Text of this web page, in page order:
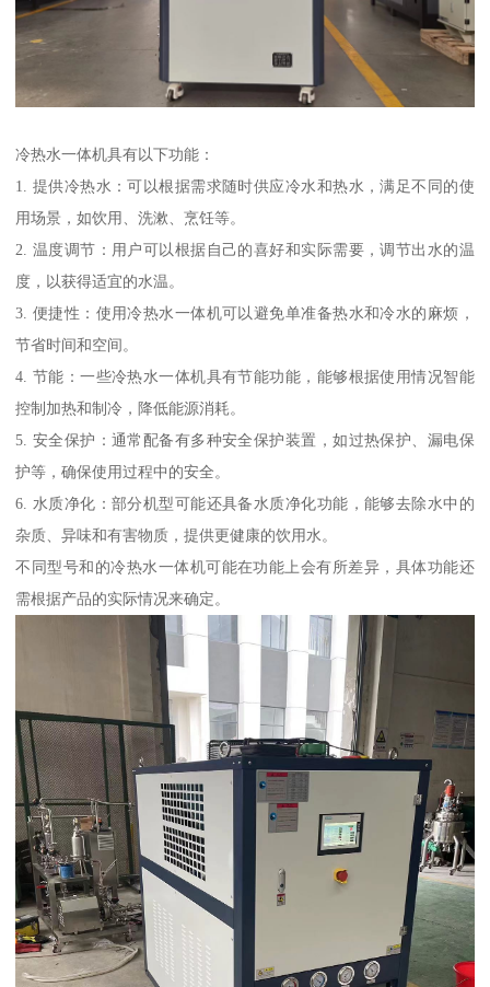
冷热水一体机具有以下功能：
1. 提供冷热水：可以根据需求随时供应冷水和热水，满足不同的使
用场景，如饮用、洗漱、烹饪等。
2. 温度调节：用户可以根据自己的喜好和实际需要，调节出水的温
度，以获得适宜的水温。
3. 便捷性：使用冷热水一体机可以避免单准备热水和冷水的麻烦，
节省时间和空间。
4. 节能：一些冷热水一体机具有节能功能，能够根据使用情况智能
控制加热和制冷，降低能源消耗。
5. 安全保护：通常配备有多种安全保护装置，如过热保护、漏电保
护等，确保使用过程中的安全。
6. 水质净化：部分机型可能还具备水质净化功能，能够去除水中的
杂质、异味和有害物质，提供更健康的饮用水。
不同型号和的冷热水一体机可能在功能上会有所差异，具体功能还
需根据产品的实际情况来确定。